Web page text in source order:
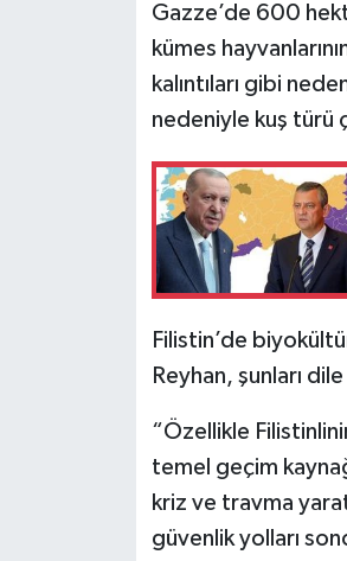
Gazze’de 600
kümes
kalıntıları gibi
nedeniyle kuş türü
Filistin’de
Reyhan, şunları
“Özellikle
temel geçim
kriz ve travma
güvenlik yolları